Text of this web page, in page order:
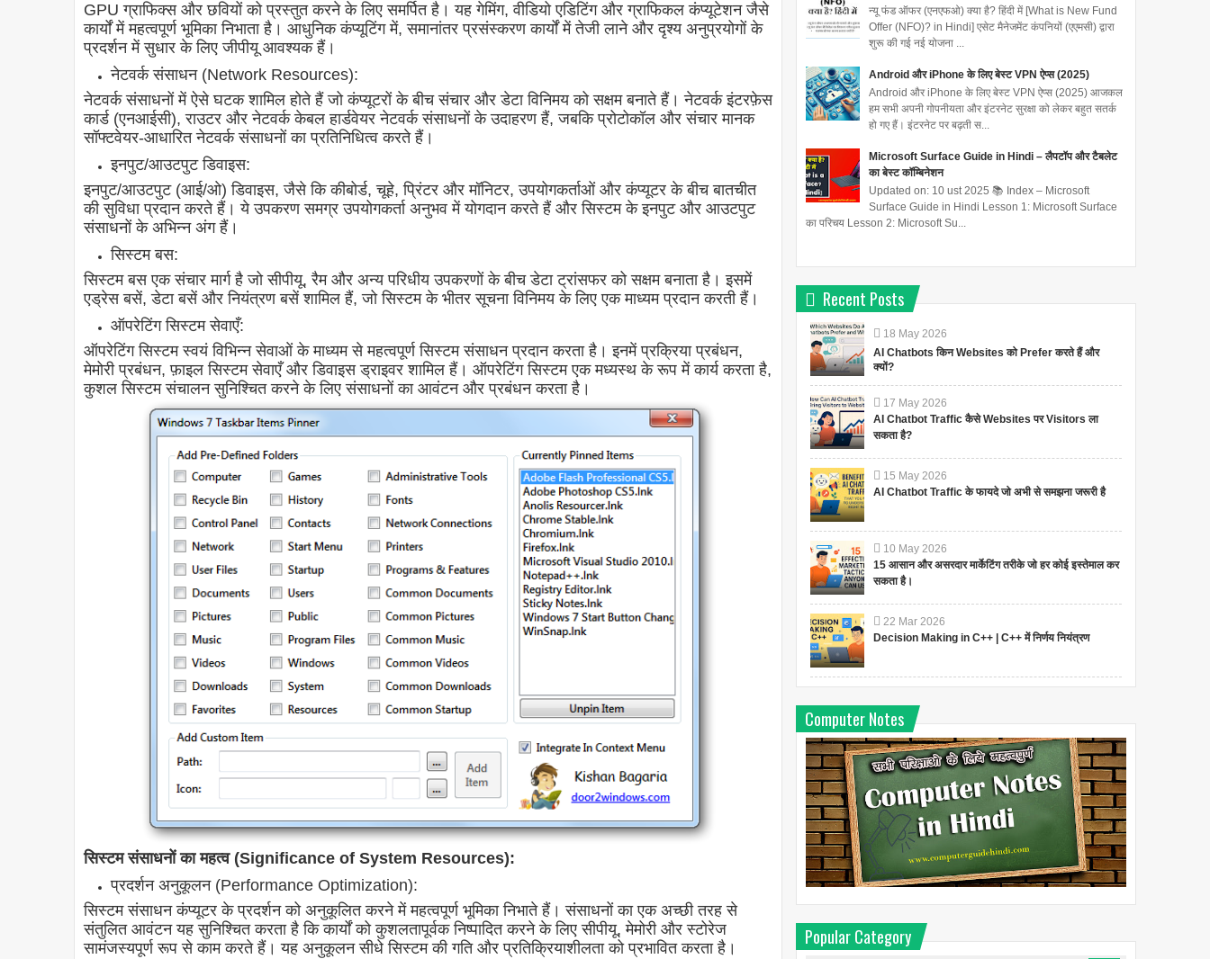
GPU ग्राफिक्स और छवियों को प्रस्तुत करने के लिए समर्पित है। यह गेमिंग, वीडियो एडिटिंग और ग्राफिकल कंप्यूटेशन जैसे
कार्यों में महत्वपूर्ण भूमिका निभाता है। आधुनिक कंप्यूटिंग में, समानांतर प्रसंस्करण कार्यों में तेजी लाने और दृश्य अनुप्रयोगों के
प्रदर्शन में सुधार के लिए जीपीयू आवश्यक हैं।
नेटवर्क संसाधन (Network Resources):
नेटवर्क संसाधनों में ऐसे घटक शामिल होते हैं जो कंप्यूटरों के बीच संचार और डेटा विनिमय को सक्षम बनाते हैं। नेटवर्क इंटरफ़ेस
कार्ड (एनआईसी), राउटर और नेटवर्क केबल हार्डवेयर नेटवर्क संसाधनों के उदाहरण हैं, जबकि प्रोटोकॉल और संचार मानक
सॉफ्टवेयर-आधारित नेटवर्क संसाधनों का प्रतिनिधित्व करते हैं।
इनपुट/आउटपुट डिवाइस:
इनपुट/आउटपुट (आई/ओ) डिवाइस, जैसे कि कीबोर्ड, चूहे, प्रिंटर और मॉनिटर, उपयोगकर्ताओं और कंप्यूटर के बीच बातचीत
की सुविधा प्रदान करते हैं। ये उपकरण समग्र उपयोगकर्ता अनुभव में योगदान करते हैं और सिस्टम के इनपुट और आउटपुट
संसाधनों के अभिन्न अंग हैं।
सिस्टम बस:
सिस्टम बस एक संचार मार्ग है जो सीपीयू, रैम और अन्य परिधीय उपकरणों के बीच डेटा ट्रांसफर को सक्षम बनाता है। इसमें
एड्रेस बसें, डेटा बसें और नियंत्रण बसें शामिल हैं, जो सिस्टम के भीतर सूचना विनिमय के लिए एक माध्यम प्रदान करती हैं।
ऑपरेटिंग सिस्टम सेवाएँ:
ऑपरेटिंग सिस्टम स्वयं विभिन्न सेवाओं के माध्यम से महत्वपूर्ण सिस्टम संसाधन प्रदान करता है। इनमें प्रक्रिया प्रबंधन,
मेमोरी प्रबंधन, फ़ाइल सिस्टम सेवाएँ और डिवाइस ड्राइवर शामिल हैं। ऑपरेटिंग सिस्टम एक मध्यस्थ के रूप में कार्य करता है,
कुशल सिस्टम संचालन सुनिश्चित करने के लिए संसाधनों का आवंटन और प्रबंधन करता है।
सिस्टम संसाधनों का महत्व (Significance of System Resources):
प्रदर्शन अनुकूलन (Performance Optimization):
सिस्टम संसाधन कंप्यूटर के प्रदर्शन को अनुकूलित करने में महत्वपूर्ण भूमिका निभाते हैं। संसाधनों का एक अच्छी तरह से
संतुलित आवंटन यह सुनिश्चित करता है कि कार्यों को कुशलतापूर्वक निष्पादित करने के लिए सीपीयू, मेमोरी और स्टोरेज
सामंजस्यपूर्ण रूप से काम करते हैं। यह अनुकूलन सीधे सिस्टम की गति और प्रतिक्रियाशीलता को प्रभावित करता है।
न्यू फंड ऑफर (एनएफओ) क्या है? हिंदी में [What is New Fund
Offer (NFO)? in Hindi] एसेट मैनेजमेंट कंपनियों (एएमसी) द्वारा
शुरू की गई नई योजना ...
Android और iPhone के लिए बेस्ट VPN ऐप्स (2025)
Android और iPhone के लिए बेस्ट VPN ऐप्स (2025) आजकल
हम सभी अपनी गोपनीयता और इंटरनेट सुरक्षा को लेकर बहुत सतर्क
हो गए हैं। इंटरनेट पर बढ़ती स...
Microsoft Surface Guide in Hindi – लैपटॉप और टैबलेट
का बेस्ट कॉम्बिनेशन
Updated on: 10 ust 2025 📚 Index – Microsoft
Surface Guide in Hindi Lesson 1: Microsoft Surface
का परिचय Lesson 2: Microsoft Su...
Recent Posts
18 May 2026
AI Chatbots किन Websites को Prefer करते हैं और
क्यों?
17 May 2026
AI Chatbot Traffic कैसे Websites पर Visitors ला
सकता है?
15 May 2026
AI Chatbot Traffic के फायदे जो अभी से समझना जरूरी है
10 May 2026
15 आसान और असरदार मार्केटिंग तरीके जो हर कोई इस्तेमाल कर
सकता है।
22 Mar 2026
Decision Making in C++ | C++ में निर्णय नियंत्रण
Computer Notes
Popular Category